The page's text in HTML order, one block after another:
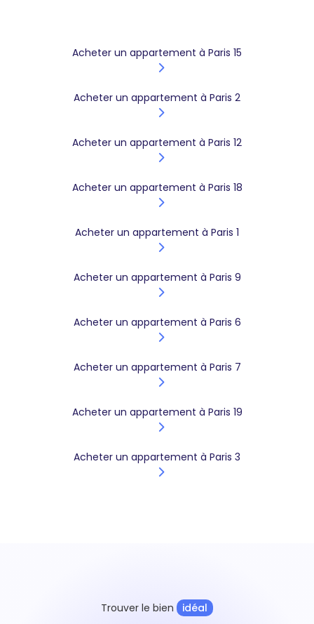
Acheter un appartement à Paris 15
Acheter un appartement à Paris 2
Acheter un appartement à Paris 12
Acheter un appartement à Paris 18
Acheter un appartement à Paris 1
Acheter un appartement à Paris 9
Acheter un appartement à Paris 6
Acheter un appartement à Paris 7
Acheter un appartement à Paris 19
Acheter un appartement à Paris 3
Trouver le bien idéal